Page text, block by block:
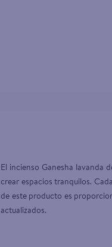
El incienso Ganesha lavanda
crear espacios tranquilos.
de este producto es
actualizados.